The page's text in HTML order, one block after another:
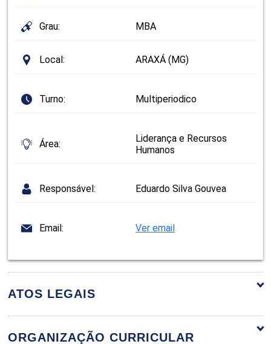
Grau: MBA
Local: ARAXÁ (MG)
Turno: Multiperiodico
Área:
Liderança e Recursos
Humanos
Responsável: Eduardo Silva Gouvea
Email: Ver email
ATOS LEGAIS
ORGANIZAÇÃO CURRICULAR